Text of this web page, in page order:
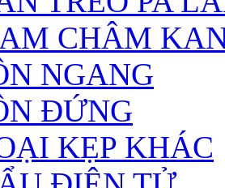
CHÂM
NGANG
ĐỨNG
KẸP KHÁC